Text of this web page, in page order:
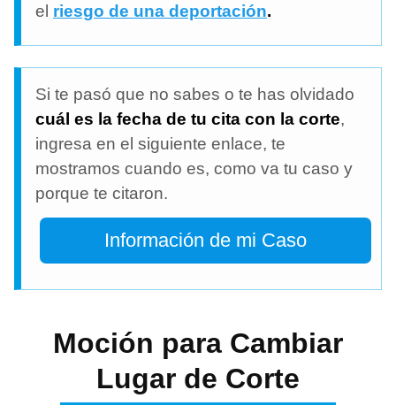
el riesgo de una deportación.
Si te pasó que no sabes o te has olvidado
cuál es la fecha de tu cita con la corte,
ingresa en el siguiente enlace, te
mostramos cuando es, como va tu caso y
porque te citaron.
Información de mi Caso
Moción para Cambiar
Lugar de Corte